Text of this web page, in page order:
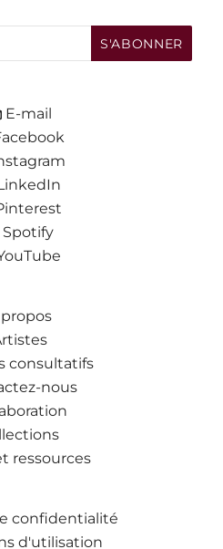
E-mail
Spotify
consultatifs
nous
ressources
confidentialité
d'utilisation